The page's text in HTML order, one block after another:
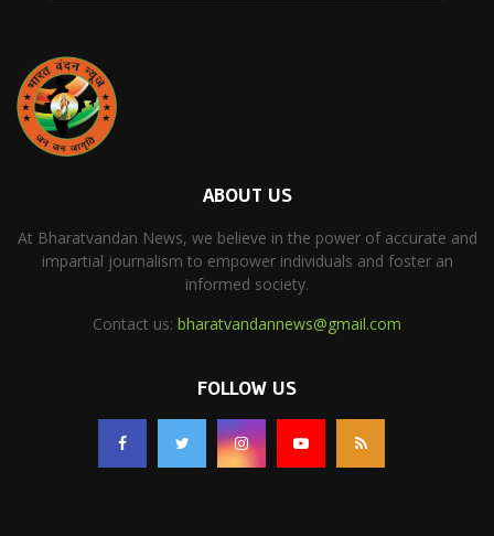
ABOUT US
At Bharatvandan News, we believe in the power of accurate and
impartial journalism to empower individuals and foster an
informed society.
Contact us: bharatvandannews@gmail.com
FOLLOW US